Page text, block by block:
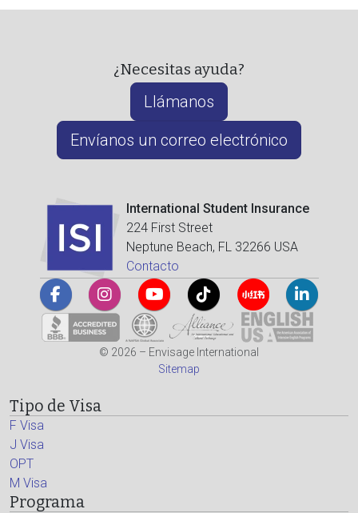
¿Necesitas ayuda?
Llámanos
Envíanos un correo electrónico
International Student Insurance
224 First Street
Neptune Beach, FL 32266 USA
Contacto
© 2026 – Envisage International
Sitemap
Tipo de Visa
F Visa
J Visa
OPT
M Visa
Programa